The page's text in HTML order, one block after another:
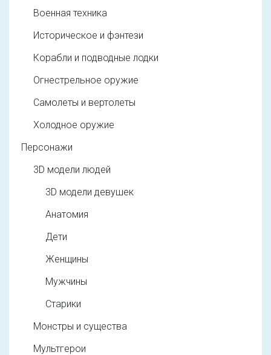
Военная техника
Историческое и фэнтези
Корабли и подводные лодки
Огнестрельное оружие
Самолеты и вертолеты
Холодное оружие
Персонажи
3D модели людей
3D модели девушек
Анатомия
Дети
Женщины
Мужчины
Старики
Монстры и существа
Мультгерои